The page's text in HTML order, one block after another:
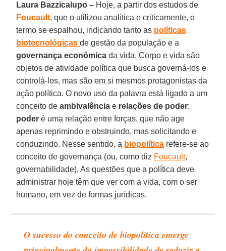
Laura Bazzicalupo – Hoje, a partir dos estudos de
Foucault, que o utilizou analítica e criticamente, o
termo se espalhou, indicando tanto as políticas
biotecnológicas de gestão da população e a
governança econômicada vida. Corpo e vida são
objetos de atividade política que busca governá-los e
controlá-los, mas são em si mesmos protagonistas da
ação política. O novo uso da palavra está ligado a um
conceito deambivalência e relações de poder:
poder é uma relação entre forças, que não age
apenas reprimindo e obstruindo, mas solicitando e
conduzindo. Nesse sentido, a biopolítica refere-se ao
conceito de governança (ou, como diz Foucault,
governabilidade). As questões que a política deve
administrar hoje têm que ver com a vida, com o ser
humano, em vez de formas jurídicas.
O sucesso do conceito de biopolítica emerge